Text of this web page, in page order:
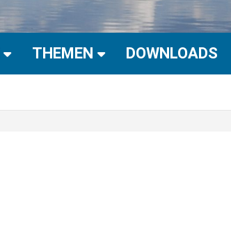
THEMEN DOWNLOADS